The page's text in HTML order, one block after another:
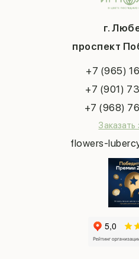
г.
проспект
+7 (965)
+7 (901)
+7 (968)
Заказать
flowers-
Публичная оферта
Последний звонок